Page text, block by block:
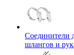
Соединители
шлангов и